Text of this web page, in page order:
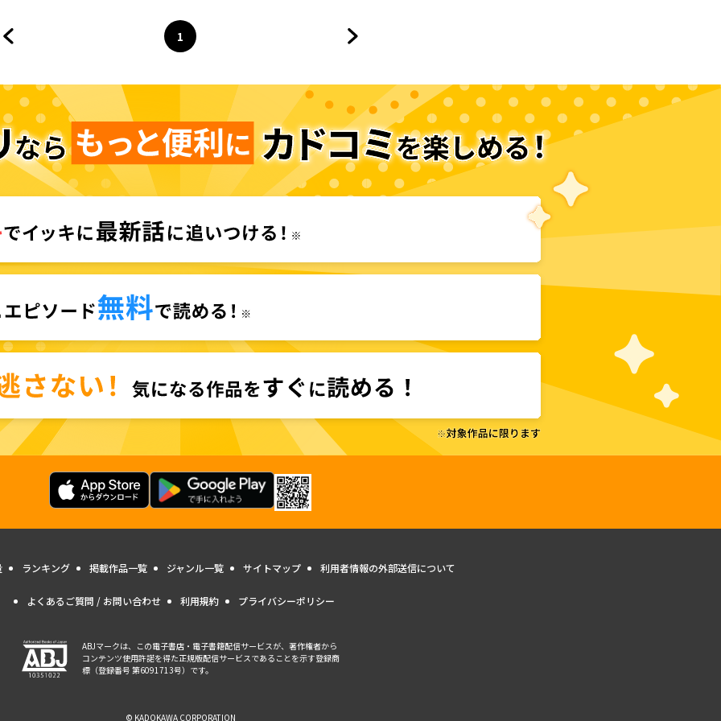
ページ
1
へ
ランキング 掲載作品一覧 ジャンル一覧 サイトマップ 利用者情報の外部送信について
よくあるご質問 / お問い合わせ 利用規約 プライバシーポリシー
ABJマークは、この電子書店・電子書籍配信サービスが、著作権者から
コンテンツ使用許諾を得た正規版配信サービスであることを示す登録商
標（登録番号 第6091713号）です。
© KADOKAWA CORPORATION